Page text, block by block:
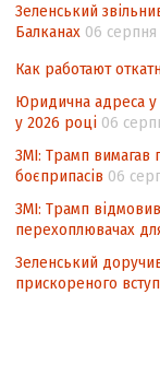
Зеленський
Балканах 06 серпня
Как работают
Юридична адреса у
у 2026 році 06
ЗМІ: Трамп вимагав
боєприпасів 06
ЗМІ: Трамп
перехоплювачах
Зеленський
прискореного